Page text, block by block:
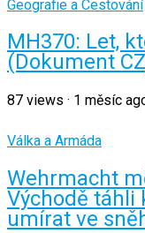
Geografie a Cestování
MH370: Let,
(Dokument
87 views · 1 měsíc
Válka a Armáda
Wehrmacht
Východě táhli
umírat ve